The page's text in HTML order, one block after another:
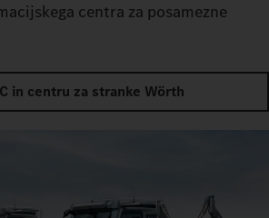
centra za posamezne
in centru za stranke Wörth